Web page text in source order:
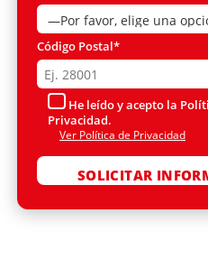
Código Postal*
He leído y acepto la
Privacidad.
Ver Política de Privacidad
Por favor, deja este campo